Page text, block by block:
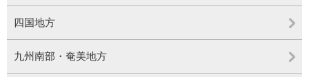
四国地方
九州南部・奄美地方